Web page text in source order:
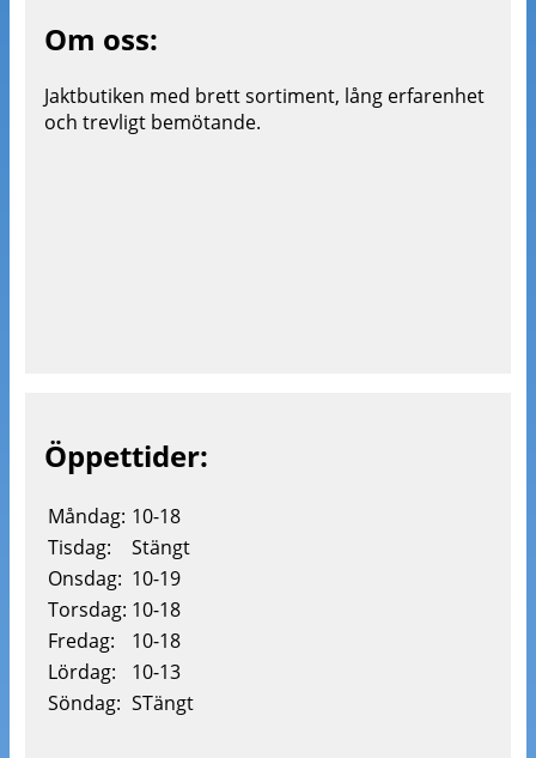
Om oss:
Jaktbutiken med brett sortiment, lång erfarenhet
och trevligt bemötande.
Öppettider:
Måndag: 10-18
Tisdag:
Stängt
Onsdag: 10-19
Torsdag: 10-18
Fredag:
10-18
Lördag:
10-13
Söndag: STängt